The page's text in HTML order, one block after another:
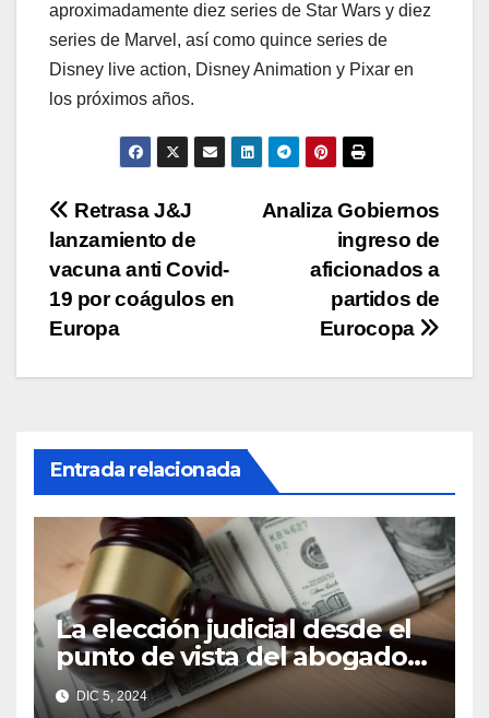
aproximadamente diez series de Star Wars y diez
series de Marvel, así como quince series de
Disney live action, Disney Animation y Pixar en
los próximos años.
Navegación
de
entradas
Analiza Gobiernos
ingreso de
aficionados a
partidos de
Eurocopa
Retrasa J&J
lanzamiento de
vacuna anti Covid-
19 por coágulos en
Europa
Entrada relacionada
La elección judicial desde el
punto de vista del abogado
Edgar Galindo Macedo
DIC 5, 2024